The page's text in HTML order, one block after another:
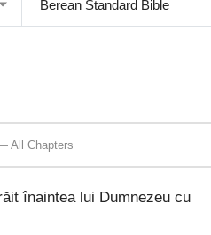
All Chapters
înaintea lui Dumnezeu cu